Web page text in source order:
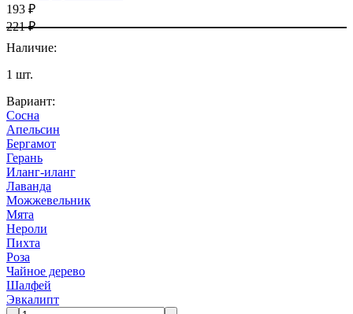
193 ₽
221 ₽
Наличие:
1 шт.
Вариант:
Cосна
Апельсин
Бергамот
Герань
Иланг-иланг
Лаванда
Можжевельник
Мята
Нероли
Пихта
Роза
Чайное дерево
Шалфей
Эвкалипт